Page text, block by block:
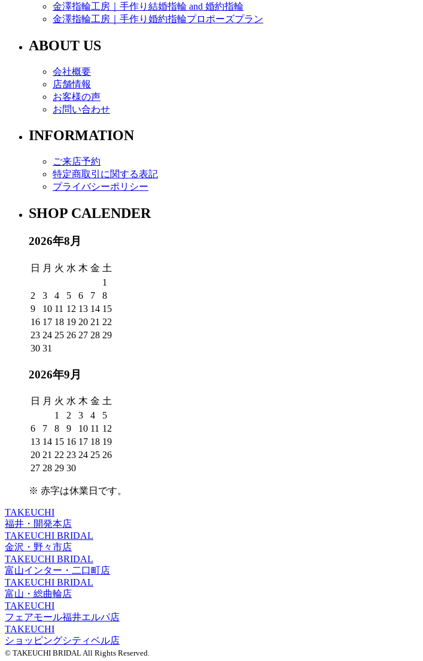
金澤指輪工房｜手作り結婚指輪 and 婚約指輪
金澤指輪工房｜手作り婚約指輪プロポーズプラン
ABOUT US
会社概要
店舗情報
お客様の声
お問い合わせ
INFORMATION
ご来店予約
特定商取引に関する表記
プライバシーポリシー
SHOP CALENDER
2026年8月
日 月 火 水 木 金 土
1
2
3 4 5 6 7
8
9
10 11 12 13 14 15
16 17 18 19 20 21 22
23 24 25 26 27 28 29
30 31
2026年9月
日 月 火 水 木 金 土
1
2 3 4
5
6
7 8 9 10 11 12
13 14 15 16 17 18 19
20 21 22 23 24 25 26
27 28 29 30
※ 赤字は休業日 です。
TAKEUCHI
福井・開発本店
TAKEUCHI BRIDAL
金沢・野々市店
TAKEUCHI BRIDAL
富山インター・二口町店
TAKEUCHI BRIDAL
富山・総曲輪店
TAKEUCHI
フェアモール福井エルパ店
TAKEUCHI
ショッピングシティベル店
© TAKEUCHI BRIDAL All Rights Reserved.